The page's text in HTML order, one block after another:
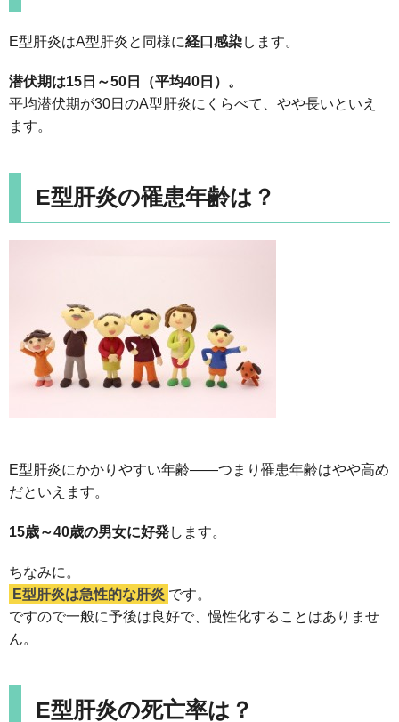
E型肝炎はA型肝炎と同様に経口感染します。
潜伏期は15日～50日（平均40日）。
平均潜伏期が30日のA型肝炎にくらべて、やや長いといえ
ます。
E型肝炎の罹患年齢は？
E型肝炎にかかりやすい年齢――つまり罹患年齢はやや高め
だといえます。
15歳～40歳の男女に好発します。
ちなみに。
E型肝炎は急性的な肝炎 です。
ですので一般に予後は良好で、慢性化することはありませ
ん。
E型肝炎の死亡率は？